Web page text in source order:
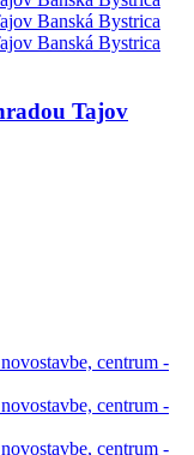
Tajov